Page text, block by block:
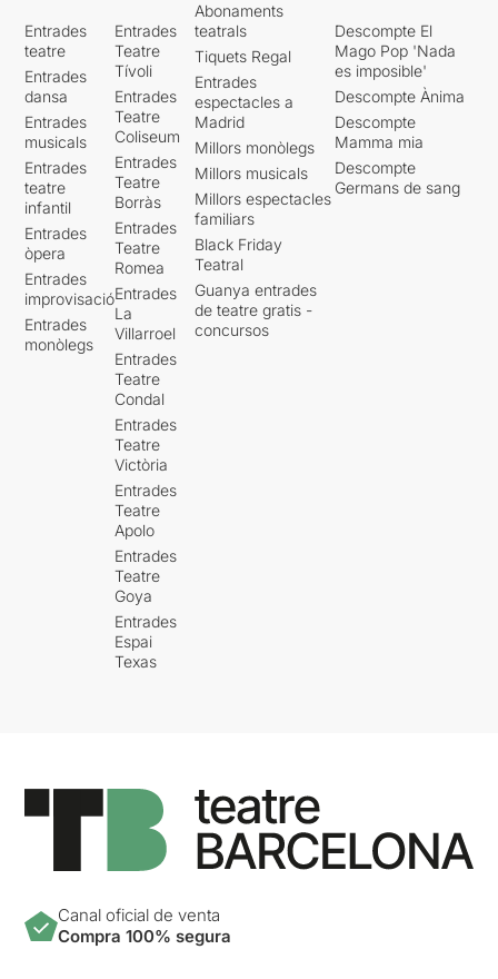
Entrades
teatre
Entrades
dansa
Entrades
musicals
Entrades
teatre
infantil
Entrades
òpera
Entrades
improvisació
Entrades
monòlegs
Entrades
Teatre
Tívoli
Entrades
Teatre
Coliseum
Entrades
Teatre
Borràs
Entrades
Teatre
Romea
Entrades
La
Villarroel
Entrades
Teatre
Condal
Entrades
Teatre
Victòria
Entrades
Teatre
Apolo
Entrades
Teatre
Goya
Entrades
Espai
Texas
Abonaments
teatrals
Tiquets Regal
Entrades
espectacles a
Madrid
Millors monòlegs
Millors musicals
Millors espectacles
familiars
Black Friday
Teatral
Guanya entrades
de teatre gratis -
concursos
Descompte El
Mago Pop 'Nada
es imposible'
Descompte Ànima
Descompte
Mamma mia
Descompte
Germans de sang
Canal oficial de venta
Compra 100% segura